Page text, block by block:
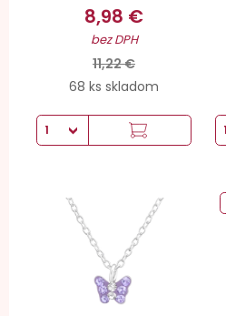
8,98 €
bez DPH
11,22 €
68 ks skladom